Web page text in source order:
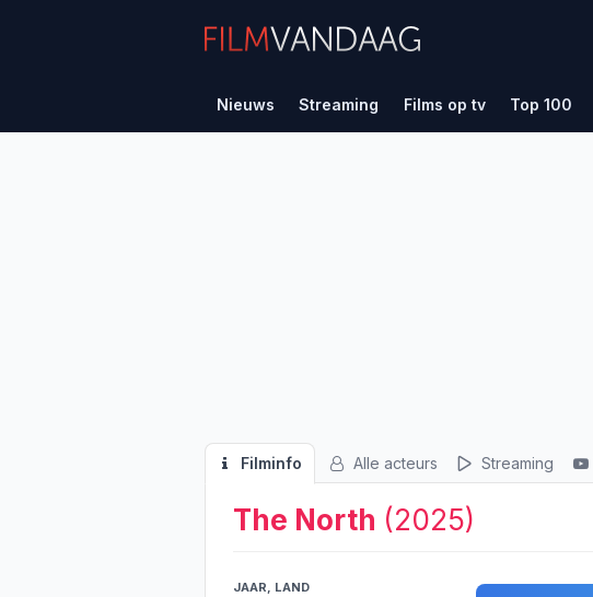
Nieuws Streaming Films op tv Top 100
Filminfo Alle acteurs Streaming
The North (2025)
JAAR, LAND